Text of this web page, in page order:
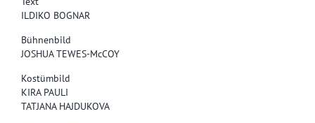
ILDIKO BOGNAR
Bühnenbild
JOSHUA TEWES-McCOY
Kostümbild
KIRA PAULI
TATJANA HAJDUKOVA